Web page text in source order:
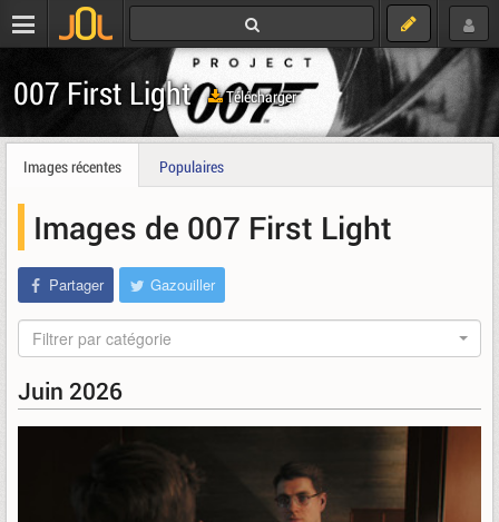
007 First Light Télécharger
Images récentes Populaires
Images de 007 First Light
Partager Gazouiller
Filtrer par catégorie
Juin 2026